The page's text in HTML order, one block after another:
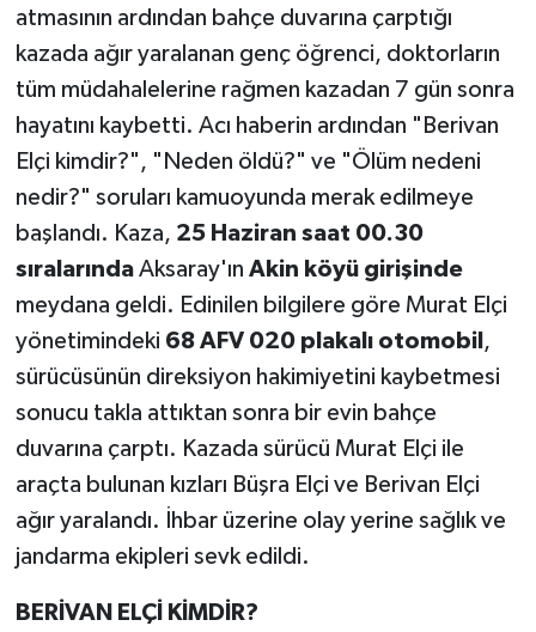
atmasının ardından bahçe duvarına çarptığı
kazada ağır yaralanan genç öğrenci, doktorların
tüm müdahalelerine rağmen kazadan 7 gün sonra
hayatını kaybetti. Acı haberin ardından "Berivan
Elçi kimdir?", "Neden öldü?" ve "Ölüm nedeni
nedir?" soruları kamuoyunda merak edilmeye
başlandı. Kaza, 25 Haziran saat 00.30
sıralarındaAksaray'ın Akin köyü girişinde
meydana geldi. Edinilen bilgilere göre Murat Elçi
yönetimindeki 68 AFV 020 plakalı otomobil ,
sürücüsünün direksiyon hakimiyetini kaybetmesi
sonucu takla attıktan sonra bir evin bahçe
duvarına çarptı. Kazada sürücü Murat Elçi ile
araçta bulunan kızları Büşra Elçi ve Berivan Elçi
ağır yaralandı. İhbar üzerine olay yerine sağlık ve
jandarma ekipleri sevk edildi.
BERİVAN ELÇİ KİMDİR?
KAHRAMANMARAŞ